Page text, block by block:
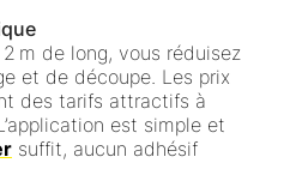
m de long, vous réduisez
et de découpe. Les prix
des tarifs attractifs à
est simple et
suffit, aucun adhésif